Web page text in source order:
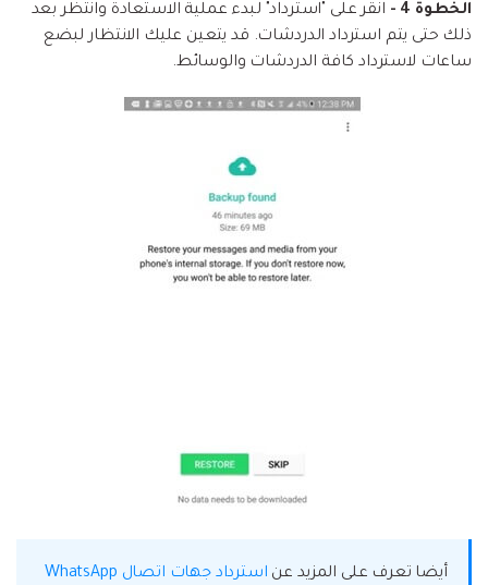
الخطوة 4 -
انقر على "استرداد" لبدء عملية الاستعادة وانتظر بعد
ذلك حتى يتم استرداد الدردشات. قد يتعين عليك الانتظار لبضع
ساعات لاسترداد كافة الدردشات والوسائط.
أيضا تعرف على المزيد عن استرداد جهات اتصال WhatsApp